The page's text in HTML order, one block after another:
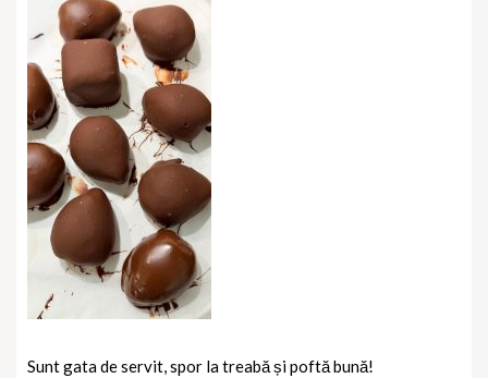
Sunt gata de servit, spor la treabă și poftă bună!